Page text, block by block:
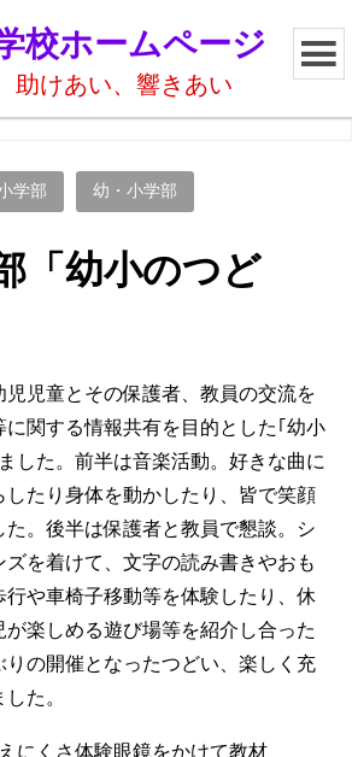
校ホームページ
助けあい、響きあい
学部 幼・小学部
「幼小のつど
児児童とその保護者、教員の交流を
に関する情報共有を目的とした｢幼小
した。前半は音楽活動。好きな曲に
たり身体を動かしたり、皆で笑顔
た。後半は保護者と教員で懇談。シ
ズを着けて、文字の読み書きやおも
行や車椅子移動等を体験したり、休
が楽しめる遊び場等を紹介し合った
りの開催となったつどい、楽しく充
た。